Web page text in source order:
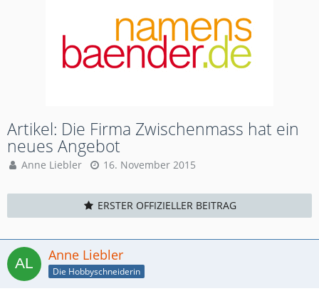
Artikel: Die Firma Zwischenmass hat ein
neues Angebot
Anne Liebler 16. November 2015
ERSTER OFFIZIELLER BEITRAG
Anne Liebler
Die Hobbyschneiderin